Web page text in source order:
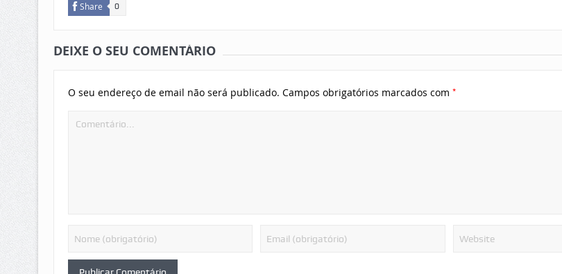
Share 0
DEIXE O SEU COMENTÁRIO
O seu endereço de email não será publicado. Campos obrigatórios marcados com *